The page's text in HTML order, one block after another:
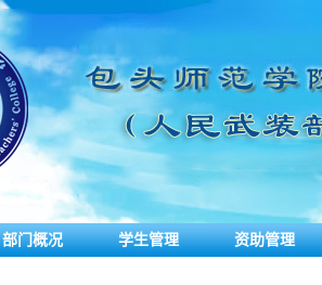
部门概况 学生管理 资助管理